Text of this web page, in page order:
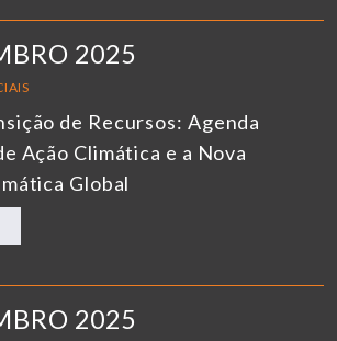
2025
de Recursos: Agenda
Ação Climática e a Nova
Global
2025